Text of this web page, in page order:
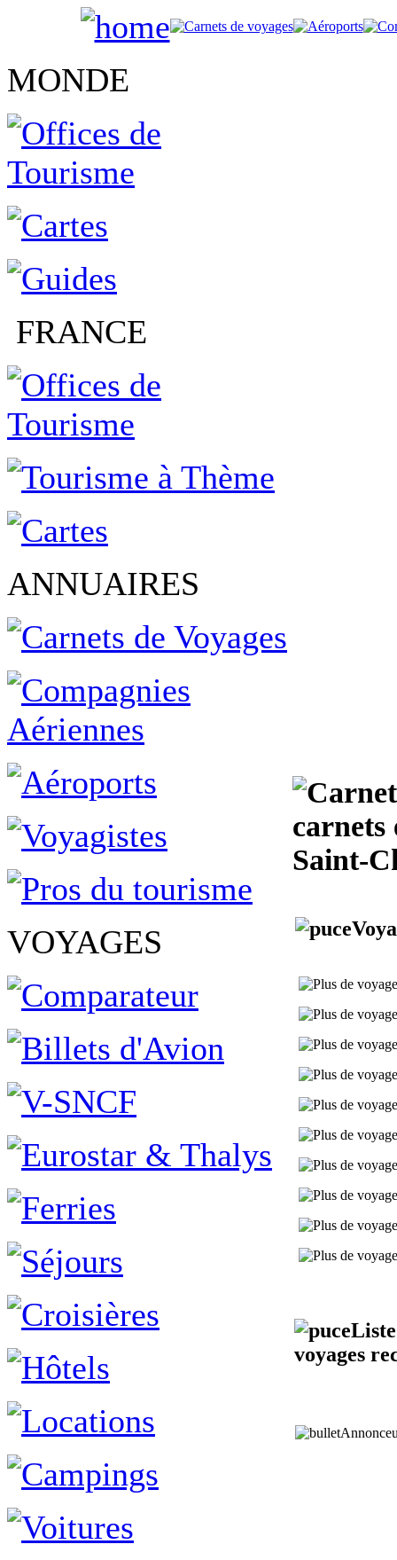
MONDE
FRANCE
ANNUAIRES
VOYAGES
carnets
Saint-
voyages